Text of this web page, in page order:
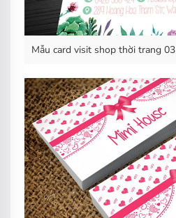
Mẫu card visit shop thời trang 03